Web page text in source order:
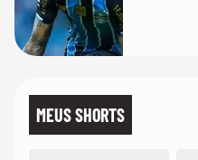
MEUS SHORTS